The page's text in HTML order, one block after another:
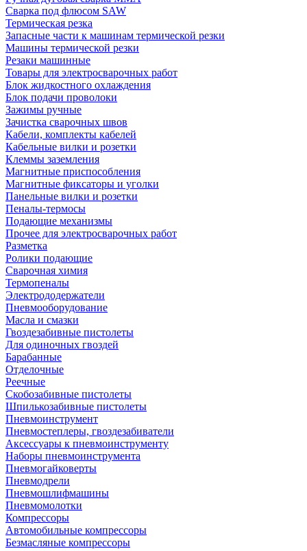
Сварка под флюсом SAW
Термическая резка
Запасные части к машинам термической резки
Машины термической резки
Резаки машинные
Товары для электросварочных работ
Блок жидкостного охлаждения
Блок подачи проволоки
Зажимы ручные
Зачистка сварочных швов
Кабели, комплекты кабелей
Кабельные вилки и розетки
Клеммы заземления
Магнитные приспособления
Магнитные фиксаторы и уголки
Панельные вилки и розетки
Пеналы-термосы
Подающие механизмы
Прочее для электросварочных работ
Разметка
Ролики подающие
Сварочная химия
Термопеналы
Электрододержатели
Пневмооборудование
Масла и смазки
Гвоздезабивные пистолеты
Для одиночных гвоздей
Барабанные
Отделочные
Реечные
Скобозабивные пистолеты
Шпилькозабивные пистолеты
Пневмоинструмент
Пневмостеплеры, гвоздезабиватели
Аксессуары к пневмоинструменту
Наборы пневмоинструмента
Пневмогайковерты
Пневмодрели
Пневмошлифмашины
Пневмомолотки
Компрессоры
Автомобильные компрессоры
Безмасляные компрессоры